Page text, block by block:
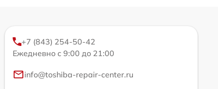
+7 (843) 254-50-42
Ежедневно с 9:00 до 21:00
info@toshiba-repair-center.ru